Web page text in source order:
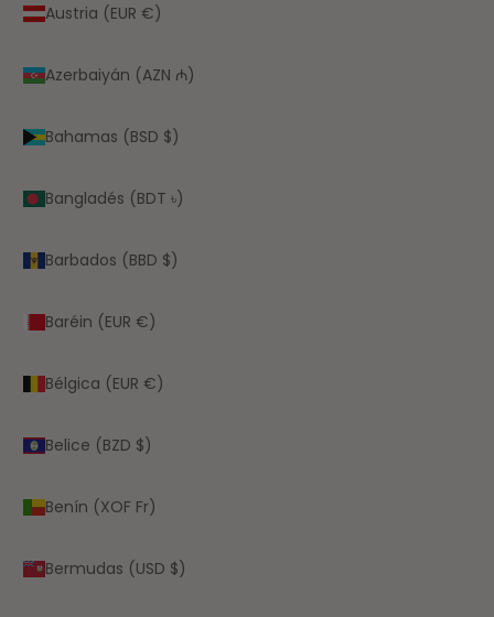
Austria (EUR €)
Azerbaiyán (AZN ₼)
Bahamas (BSD $)
Bangladés (BDT ৳)
Barbados (BBD $)
Baréin (EUR €)
Bélgica (EUR €)
Belice (BZD $)
Benín (XOF Fr)
Bermudas (USD $)